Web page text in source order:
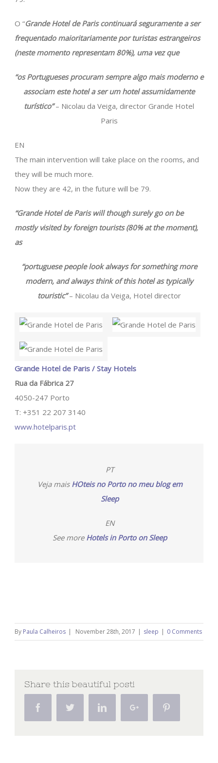
O “Grande Hotel de Paris continuará seguramente a ser
frequentado maioritariamente por turistas estrangeiros
(neste momento representam 80%), uma vez que
“os Portugueses procuram sempre algo mais moderno e
associam este hotel a ser um hotel assumidamente
turístico”– Nicolau da Veiga, director Grande Hotel
Paris
EN
The main intervention will take place on the rooms, and
they will be much more.
Now they are 42, in the future will be 79.
“Grande Hotel de Paris will though surely go on be
mostly visited by foreign tourists (80% at the moment),
as
“portuguese people look always for something more
modern, and always think of this hotel as typically
touristic”– Nicolau da Veiga, Hotel director
Grande Hotel de Paris / Stay Hotels
Rua da Fábrica 27
4050-247 Porto
T: +351 22 207 3140
www.hotelparis.pt
PT
Veja mais HOteis no Porto no meu blog em
Sleep
EN
See more Hotels in Porto on Sleep
By Paula Calheiros | November 28th, 2017 | sleep | 0 Comments
Share this beautiful post!
Facebook Twitter LinkedinGoogle+